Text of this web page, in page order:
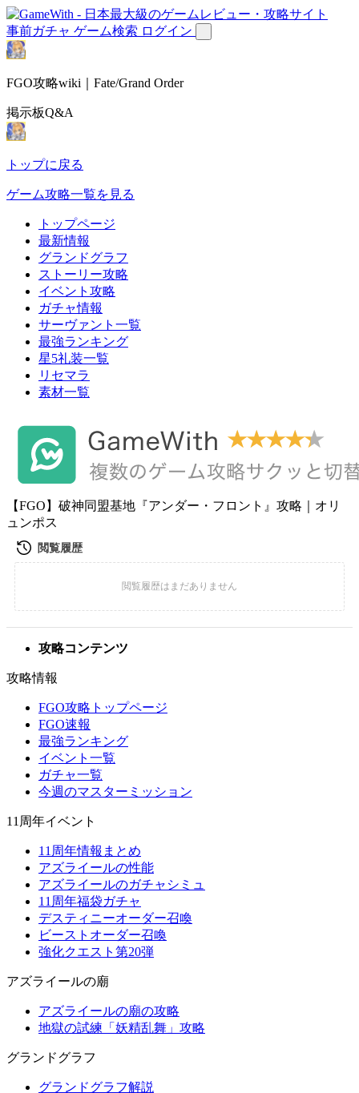
事前ガチャ ゲーム検索 ログイン
FGO攻略wiki｜Fate/Grand Order
掲示板Q&A
トップに戻る
ゲーム攻略一覧を見る
トップページ
最新情報
グランドグラフ
ストーリー攻略
イベント攻略
ガチャ情報
サーヴァント一覧
最強ランキング
星5礼装一覧
リセマラ
素材一覧
【FGO】破神同盟基地『アンダー・フロント』攻略｜オリ
ュンポス
攻略コンテンツ
攻略情報
FGO攻略トップページ
FGO速報
最強ランキング
イベント一覧
ガチャ一覧
今週のマスターミッション
11周年イベント
11周年情報まとめ
アズライールの性能
アズライールのガチャシミュ
11周年福袋ガチャ
デスティニーオーダー召喚
ビーストオーダー召喚
強化クエスト第20弾
アズライールの廟
アズライールの廟の攻略
地獄の試練「妖精乱舞」攻略
グランドグラフ
グランドグラフ解説